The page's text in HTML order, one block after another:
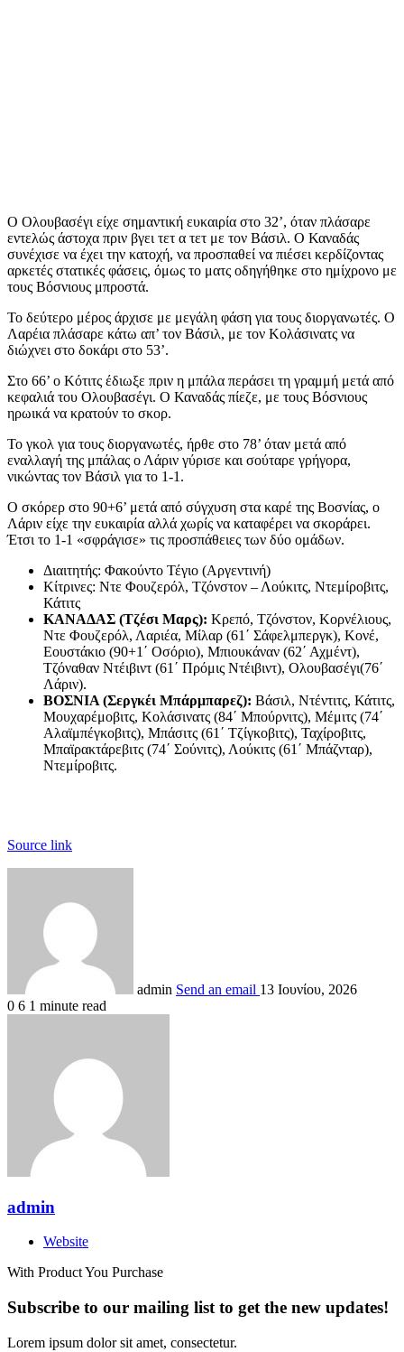
Ο Ολουβασέγι είχε σημαντική ευκαιρία στο 32’, όταν πλάσαρε
εντελώς άστοχα πριν βγει τετ α τετ με τον Βάσιλ. Ο Καναδάς
συνέχισε να έχει την κατοχή, να προσπαθεί να πιέσει κερδίζοντας
αρκετές στατικές φάσεις, όμως το ματς οδηγήθηκε στο ημίχρονο με
τους Βόσνιους μπροστά.
Το δεύτερο μέρος άρχισε με μεγάλη φάση για τους διοργανωτές. Ο
Λαρέια πλάσαρε κάτω απ’ τον Βάσιλ, με τον Κολάσινατς να
διώχνει στο δοκάρι στο 53’.
Στο 66’ ο Κότιτς έδιωξε πριν η μπάλα περάσει τη γραμμή μετά από
κεφαλιά του Ολουβασέγι. Ο Καναδάς πίεζε, με τους Βόσνιους
ηρωικά να κρατούν το σκορ.
Το γκολ για τους διοργανωτές, ήρθε στο 78’ όταν μετά από
εναλλαγή της μπάλας ο Λάριν γύρισε και σούταρε γρήγορα,
νικώντας τον Βάσιλ για το 1-1.
Ο σκόρερ στο 90+6’ μετά από σύγχυση στα καρέ της Βοσνίας, ο
Λάριν είχε την ευκαιρία αλλά χωρίς να καταφέρει να σκοράρει.
Έτσι το 1-1 «σφράγισε» τις προσπάθειες των δύο ομάδων.
Διαιτητής: Φακούντο Τέγιο (Αργεντινή)
Κίτρινες: Ντε Φουζερόλ, Τζόνστον – Λούκιτς, Ντεμίροβιτς,
Κάτιτς
ΚΑΝΑΔΑΣ (Τζέσι Μαρς): Κρεπό, Τζόνστον, Κορνέλιους,
Ντε Φουζερόλ, Λαριέα, Μίλαρ (61΄ Σάφελμπεργκ), Κονέ,
Εουστάκιο (90+1΄ Οσόριο), Μπιουκάναν (62΄ Αχμέντ),
Τζόναθαν Ντέιβιντ (61΄ Πρόμις Ντέιβιντ), Ολουβασέγι(76΄
Λάριν).
ΒΟΣΝΙΑ (Σεργκέι Μπάρμπαρεζ): Βάσιλ, Ντέντιτς, Κάτιτς,
Μουχαρέμοβιτς, Κολάσινατς (84΄ Μπούρνιτς), Μέμιτς (74΄
Αλαϊμπέγκοβιτς), Μπάσιτς (61΄ Τζίγκοβιτς), Ταχίροβιτς,
Μπαϊρακτάρεβιτς (74΄ Σούνιτς), Λούκιτς (61΄ Μπάζνταρ),
Ντεμίροβιτς.
Source link
admin Send an email 13 Ιουνίου, 2026
0 6 1 minute read
admin
Website
With Product You Purchase
Subscribe to our mailing list to get the new updates!
Lorem ipsum dolor sit amet, consectetur.